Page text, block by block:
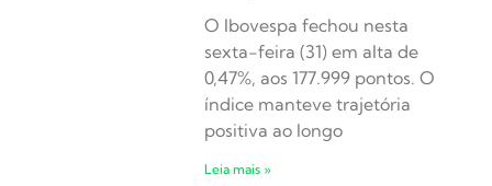
O Ibovespa fechou nesta
sexta-feira (31) em alta de
0,47%, aos 177.999 pontos. O
índice manteve trajetória
positiva ao longo
Leia mais »